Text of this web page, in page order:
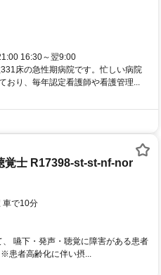
16:30～翌9:00
床の急性期病院です。忙しい病院
おり、毎年認定看護師や看護管理...
覚士 R17398-st-st-nf-nor
アクセス: 北総線・東武アーバンパークライン・京成松戸線新鎌ケ谷駅 車で10分
下・発声・聴覚に障害がある患者
患者高齢化に伴い摂...